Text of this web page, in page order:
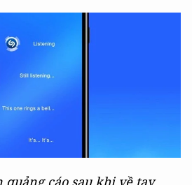
quảng cáo sau khi về tay